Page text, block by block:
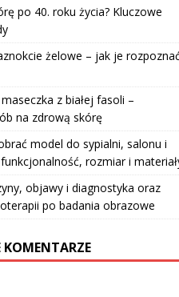
po 40. roku życia? Kluczowe
żelowe – jak je rozpoznać
z białej fasoli –
na zdrową skórę
model do sypialni, salonu i
rozmiar i
objawy i diagnostyka oraz
po badania obrazowe
KOMENTARZE